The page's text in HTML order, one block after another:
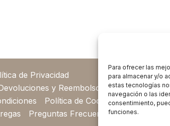
Para ofrecer las
para almacenar y/o
estas tecnologías
navegación o las
consentimiento,
funciones.
de Privacidad
y Reembolsos
Política de Cookies
Preguntas Frecuentes